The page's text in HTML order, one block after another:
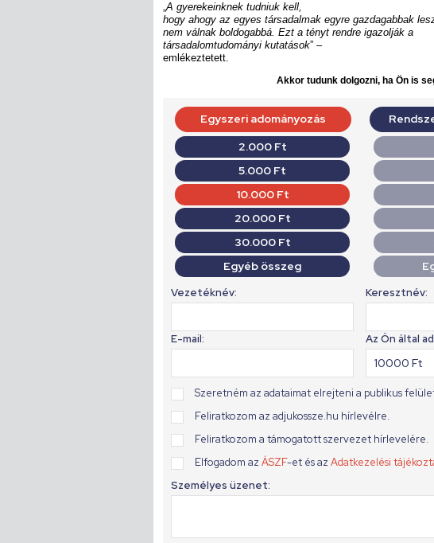
„A gyerekeinknek tudniuk kell,
hogy ahogy az egyes társadalmak egyre gazdagabbak
nem válnak boldogabbá. Ezt a tényt rendre igazolják a
társadalomtudományi kutatások” –
emlékeztetett.
Akkor tudunk dolgozni, ha Ön is